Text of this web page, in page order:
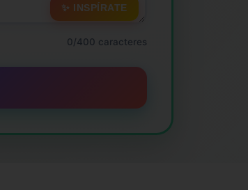
✨ INSPÍRATE
0/400 caracteres